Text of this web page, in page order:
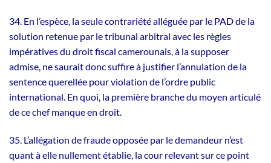
34. En l’espèce, la seule contrariété alléguée par le PAD de la
solution retenue par le tribunal arbitral avec les règles
impératives du droit fiscal camerounais, à la supposer
admise, ne saurait donc suffire à justifier l’annulation de la
sentence querellée pour violation de l’ordre public
international. En quoi, la première branche du moyen articulé
de ce chef manque en droit.
35. L’allégation de fraude opposée par le demandeur n’est
quant à elle nullement établie, la cour relevant sur ce point